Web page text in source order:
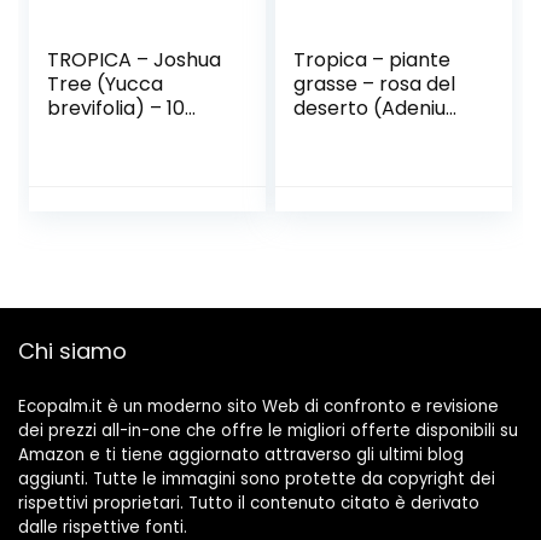
TROPICA – Joshua
Tree (Yucca
brevifolia) – 10
Tropica – piante
grasse – rosa del
deserto (Adenium
Chi siamo
Ecopalm.it è un moderno sito Web di confronto e revisione
dei prezzi all-in-one che offre le migliori offerte disponibili su
Amazon e ti tiene aggiornato attraverso gli ultimi blog
aggiunti. Tutte le immagini sono protette da copyright dei
rispettivi proprietari. Tutto il contenuto citato è derivato
dalle rispettive fonti.